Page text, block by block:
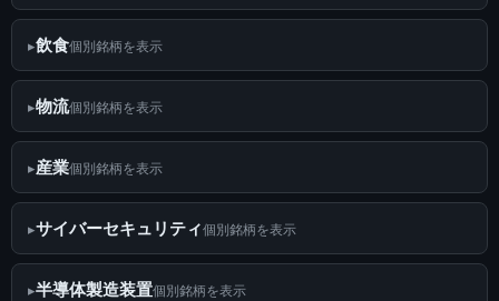
飲食個別銘柄を表示
物流個別銘柄を表示
産業個別銘柄を表示
サイバーセキュリティ個別銘柄を表示
半導体製造装置個別銘柄を表示